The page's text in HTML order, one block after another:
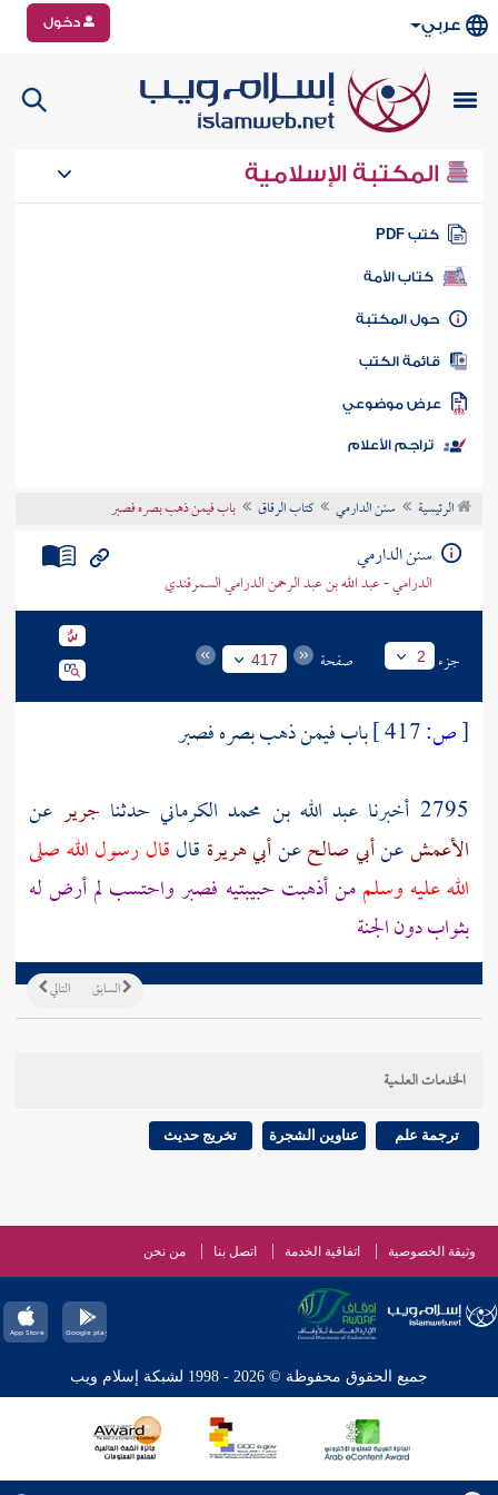
عربي دخول
المكتبة الإسلامية
كتب PDF
كتاب الأمة
المكتبة
الكتب
موضوعي
تراجم الأعلام
الرئيسية سنن الدارمي كتاب الرقاق باب فيمن ذهب بصره فصبر
سنن الدارمي
الدرامي - عبد الله بن عبد الرحمن الدرامي السمرقندي
جزء 2 صفحة 417
[ص:
باب فيمن ذهب بصره فصبر
2795 أخبرنا
عبد الله بن محمد الكرماني حدثنا جرير عن
الأعمشعنأبي صالحعنأبي هريرة قالقال رسول الله صلى
الله عليه وسلممن أذهبت حبيبتيه فصبر واحتسب لم أرض له
بثواب دون الجنة
التالي السابق
الخدمات العلمية
ترجمة علم عناوين الشجرة تخريج حديث
وثيقة الخصوصية اتفاقية الخدمة اتصل بنا من نحن
جميع الحقوق محفوظة © 2026 - 1998 لشبكة إسلام ويب